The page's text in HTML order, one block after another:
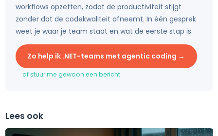
workflows opzetten, zodat de productiviteit stijgt
zonder dat de codekwaliteit afneemt. In één gesprek
weet je waar je team staat en wat de eerste stap is.
Zo help ik .NET-teams met agentic coding →
of stuur me gewoon een bericht
Lees ook